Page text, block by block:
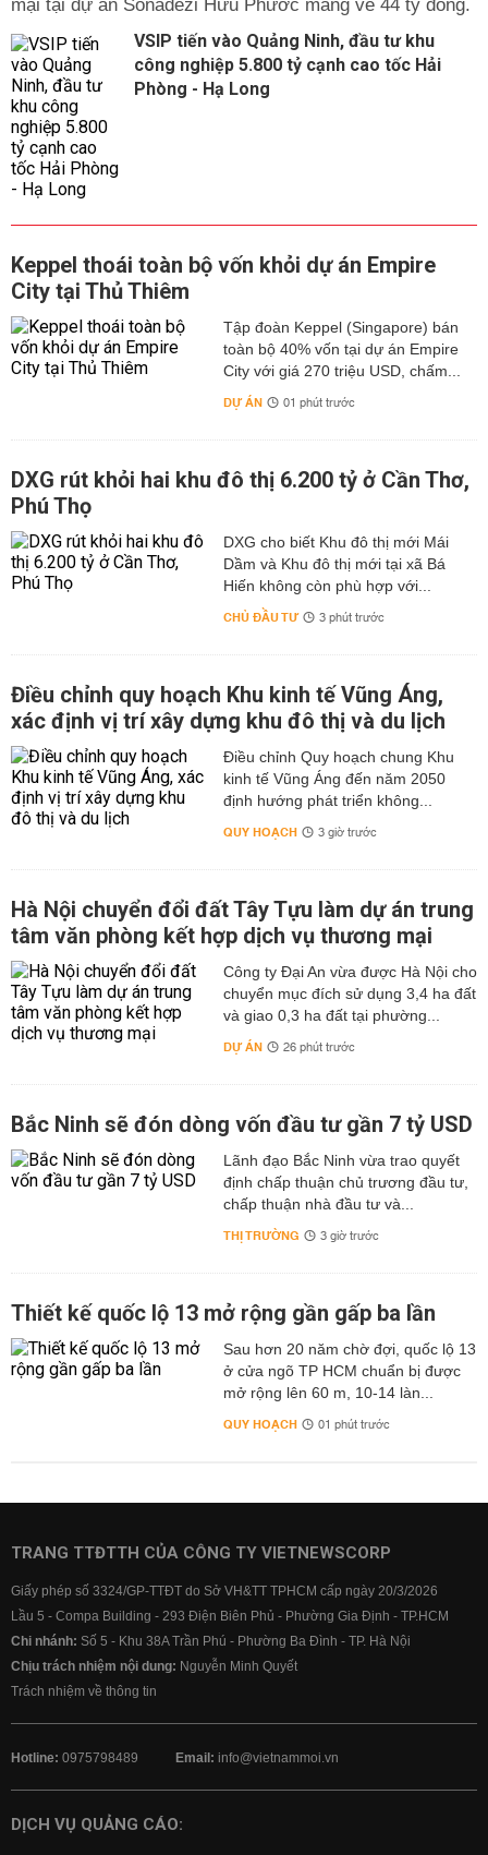
mại tại dự án Sonadezi Hữu Phước mang về 44 tỷ đồng.
VSIP tiến vào Quảng Ninh, đầu tư khu
công nghiệp 5.800 tỷ cạnh cao tốc Hải
Phòng - Hạ Long
Keppel thoái toàn bộ vốn khỏi dự án Empire
City tại Thủ Thiêm
Tập đoàn Keppel (Singapore) bán
toàn bộ 40% vốn tại dự án Empire
City với giá 270 triệu USD, chấm...
DỰ ÁN 01 phút trước
DXG rút khỏi hai khu đô thị 6.200 tỷ ở Cần Thơ,
Phú Thọ
DXG cho biết Khu đô thị mới Mái
Dầm và Khu đô thị mới tại xã Bá
Hiến không còn phù hợp với...
CHỦ ĐẦU TƯ 3 phút trước
Điều chỉnh quy hoạch Khu kinh tế Vũng Áng,
xác định vị trí xây dựng khu đô thị và du lịch
Điều chỉnh Quy hoạch chung Khu
kinh tế Vũng Áng đến năm 2050
định hướng phát triển không...
QUY HOẠCH 3 giờ trước
Hà Nội chuyển đổi đất Tây Tựu làm dự án trung
tâm văn phòng kết hợp dịch vụ thương mại
Công ty Đại An vừa được Hà Nội cho
chuyển mục đích sử dụng 3,4 ha đất
và giao 0,3 ha đất tại phường...
DỰ ÁN 26 phút trước
Bắc Ninh sẽ đón dòng vốn đầu tư gần 7 tỷ USD
Lãnh đạo Bắc Ninh vừa trao quyết
định chấp thuận chủ trương đầu tư,
chấp thuận nhà đầu tư và...
THỊ TRƯỜNG 3 giờ trước
Thiết kế quốc lộ 13 mở rộng gần gấp ba lần
Sau hơn 20 năm chờ đợi, quốc lộ 13
ở cửa ngõ TP HCM chuẩn bị được
mở rộng lên 60 m, 10-14 làn...
QUY HOẠCH 01 phút trước
TRANG TTĐTTH CỦA CÔNG TY VIETNEWSCORP
Giấy phép số 3324/GP-TTĐT do Sở VH&TT TPHCM cấp ngày 20/3/2026
Lầu 5 - Compa Building - 293 Điện Biên Phủ - Phường Gia Định - TP.HCM
Chi nhánh: Số 5 - Khu 38A Trần Phú - Phường Ba Đình - TP. Hà Nội
Chịu trách nhiệm nội dung: Nguyễn Minh Quyết
Trách nhiệm về thông tin
Hotline: 0975798489 Email: info@vietnammoi.vn
DỊCH VỤ QUẢNG CÁO: